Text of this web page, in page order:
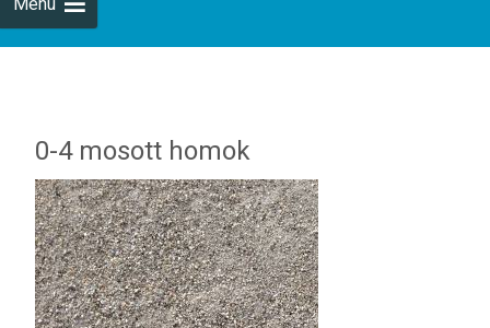
0-4 mosott homok